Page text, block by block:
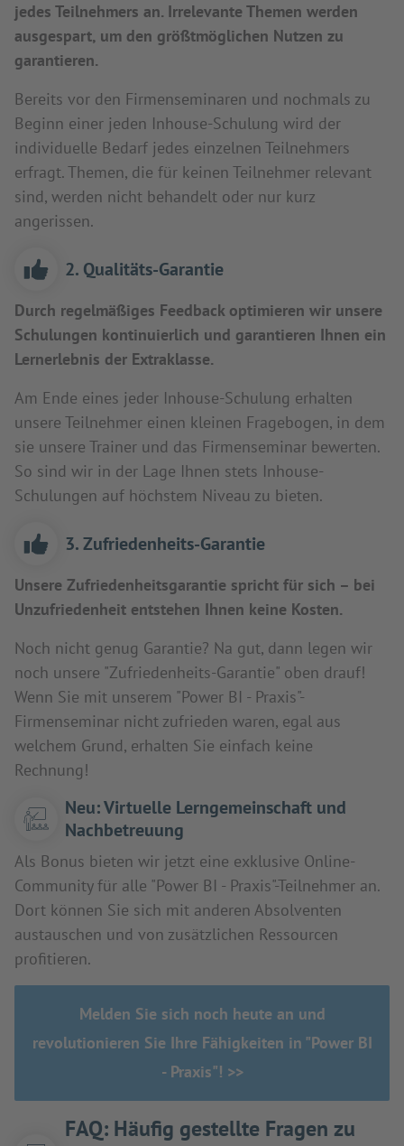
jedes Teilnehmers an. Irrelevante Themen werden
ausgespart, um den größtmöglichen Nutzen zu
garantieren.
Bereits vor den Firmenseminaren und nochmals zu
Beginn einer jeden Inhouse-Schulung wird der
individuelle Bedarf jedes einzelnen Teilnehmers
erfragt. Themen, die für keinen Teilnehmer relevant
sind, werden nicht behandelt oder nur kurz
angerissen.
2. Qualitäts-Garantie
Durch regelmäßiges Feedback optimieren wir unsere
Schulungen kontinuierlich und garantieren Ihnen ein
Lernerlebnis der Extraklasse.
Am Ende eines jeder Inhouse-Schulung erhalten
unsere Teilnehmer einen kleinen Fragebogen, in dem
sie unsere Trainer und das Firmenseminar bewerten.
So sind wir in der Lage Ihnen stets Inhouse-
Schulungen auf höchstem Niveau zu bieten.
3. Zufriedenheits-Garantie
Unsere Zufriedenheitsgarantie spricht für sich – bei
Unzufriedenheit entstehen Ihnen keine Kosten.
Noch nicht genug Garantie? Na gut, dann legen wir
noch unsere "Zufriedenheits-Garantie" oben drauf!
Wenn Sie mit unserem "Power BI - Praxis"-
Firmenseminar nicht zufrieden waren, egal aus
welchem Grund, erhalten Sie einfach keine
Rechnung!
Neu: Virtuelle Lerngemeinschaft und
Nachbetreuung
Als Bonus bieten wir jetzt eine exklusive Online-
Community für alle "Power BI - Praxis"-Teilnehmer an.
Dort können Sie sich mit anderen Absolventen
austauschen und von zusätzlichen Ressourcen
profitieren.
Melden Sie sich noch heute an und
revolutionieren Sie Ihre Fähigkeiten in "Power BI
- Praxis"! >>
FAQ: Häufig gestellte Fragen zu